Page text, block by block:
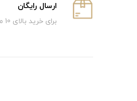
ارسال رایگان
برای خرید بالای 10 میلیون تومان